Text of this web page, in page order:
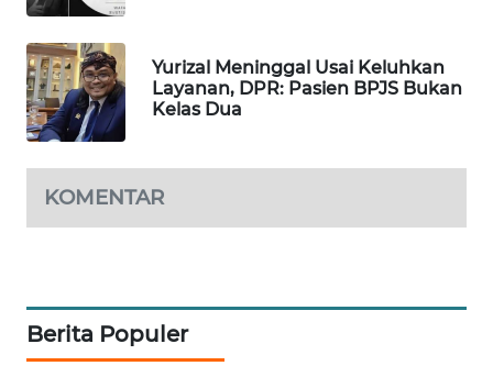
Yurizal Meninggal Usai Keluhkan
Layanan, DPR: Pasien BPJS Bukan
Kelas Dua
KOMENTAR
Berita Populer
PORTAL
KONSUMEN
FORWAMKI
ALPERKLINAS
TAMBANG
NEWS